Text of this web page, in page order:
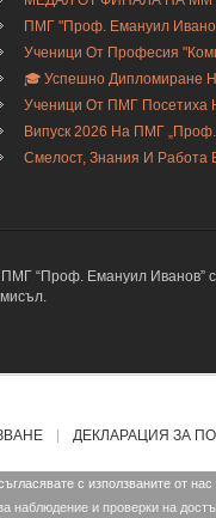
ПМГ "Проф. Емануил
Ученици От Професия
🎓 Успешно Дипломиране
Ученици От ПМГ Посетиха
Випуск 2026 На ПМГ
Смелост, Знания И Работа
“Проф. Емануил Иванов”
ДЕКЛАРАЦИЯ ЗА
с използваните от
и проверки на